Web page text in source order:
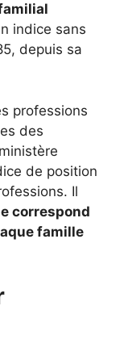
indice sans
depuis sa
professions
des
de position
Il
correspond
famille